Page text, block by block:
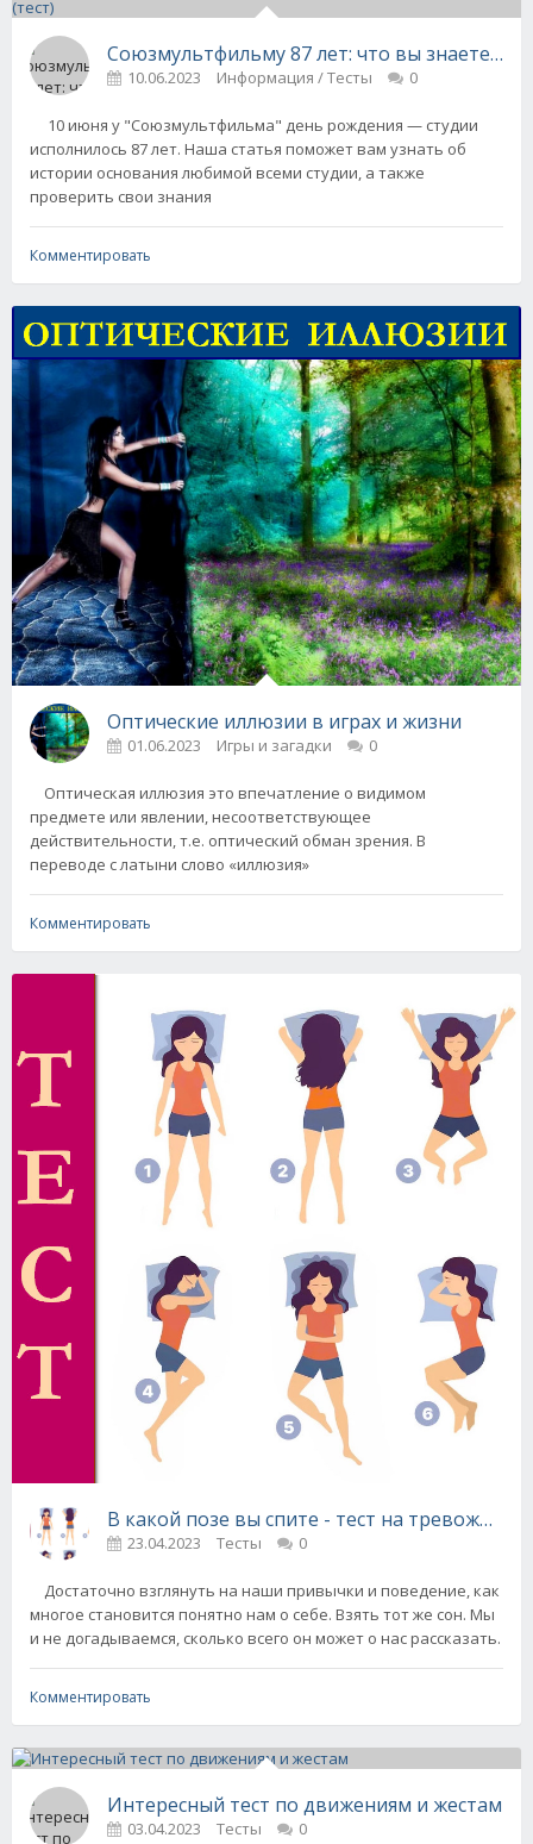
Союзмультфильму 87 лет: что вы знаете о
10.06.2023 Информация / Тесты 0
10 июня у "Союзмультфильма" день рождения — студии
исполнилось 87 лет. Наша статья поможет вам узнать об
истории основания любимой всеми студии, а также
проверить свои знания
Комментировать
Оптические иллюзии в играх и жизни
01.06.2023 Игры и загадки 0
Оптическая иллюзия это впечатление о видимом
предмете или явлении, несоответствующее
действительности, т.е. оптический обман зрения. В
переводе с латыни слово «иллюзия»
Комментировать
В какой позе вы спите - тест на тревожность
23.04.2023 Тесты 0
Достаточно взглянуть на наши привычки и поведение, как
многое становится понятно нам о себе. Взять тот же сон. Мы
и не догадываемся, сколько всего он может о нас рассказать.
Комментировать
Интересный тест по движениям и жестам
03.04.2023 Тесты 0